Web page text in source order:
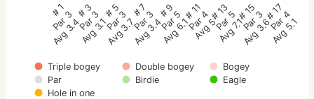
Triple bogey Double bogey
Bogey
Par
Birdie
Eagle
Hole in one
# 1
Par 3
Avg 3.4
# 3
Par 3
Avg 3.1
# 5
Par 3
Avg 3.7
# 7
Par 3
Avg 3.4
# 9
Par 5
Avg 6.1
# 11
Par 4
Avg 5
# 13
Par 5
Avg 7.1
# 15
Par 3
Avg 3.6
# 17
Par 4
Avg 5.1